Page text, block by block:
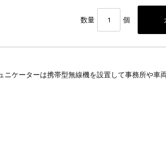
数量 個
ニケーターは携帯型無線機を設置して事務所や車